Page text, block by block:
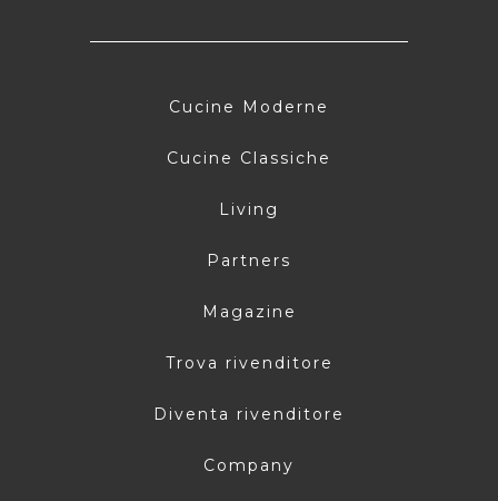
Cucine Moderne
Cucine Classiche
Living
Partners
Magazine
Trova rivenditore
Diventa rivenditore
Company